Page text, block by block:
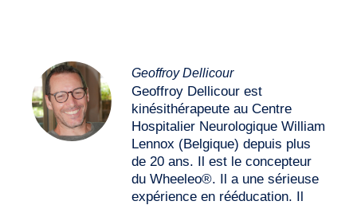
Geoffroy Dellicour
Geoffroy Dellicour est
kinésithérapeute au Centre
Hospitalier Neurologique William
Lennox (Belgique) depuis plus
de 20 ans. Il est le concepteur
du Wheeleo®. Il a une sérieuse
expérience en rééducation. Il